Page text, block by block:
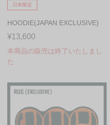
日本限定
HOODIE(JAPAN EXCLUSIVE)
¥13,600
本商品の販売は終了いたしまし
た